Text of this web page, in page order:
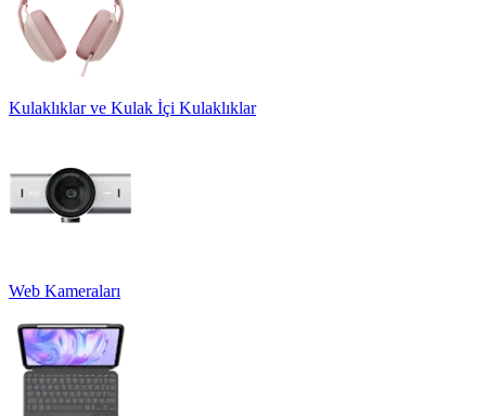
Kulaklıklar ve Kulak İçi Kulaklıklar
Web Kameraları